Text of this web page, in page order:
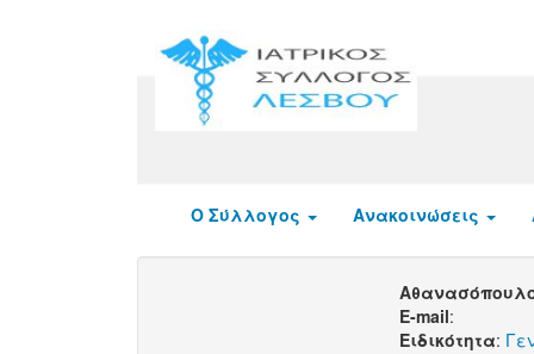
Ο Σύλλογος Ανακοινώσεις
E-mail:
Ειδικότητα: